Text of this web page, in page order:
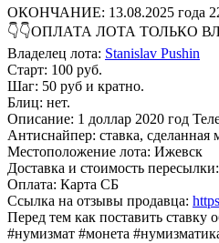
ОКОНЧАНИЕ: 13.08.2025 года
👇👇ОПЛАТА ЛОТА ТОЛЬКО
Владелец лота: Stanislav Pushin
Старт: 100 руб.
Шаг: 50 руб и кратно.
Блиц: нет.
Описание: 1 доллар 2020 год
Антиснайпер: ставка,
Местоположение лота: Ижевск
Доставка и стоимость
Оплата: Карта СБ
Ссылка на отзывы продавца:
Перед тем как поставить ставку
#нумизмат #монета